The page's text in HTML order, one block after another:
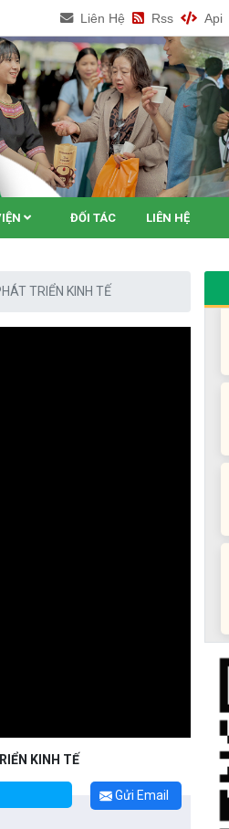
Liên Hệ Rss Api
ĐỐI TÁC LIÊN HỆ
TRIỂN KINH TẾ
KINH TẾ
Gửi Email